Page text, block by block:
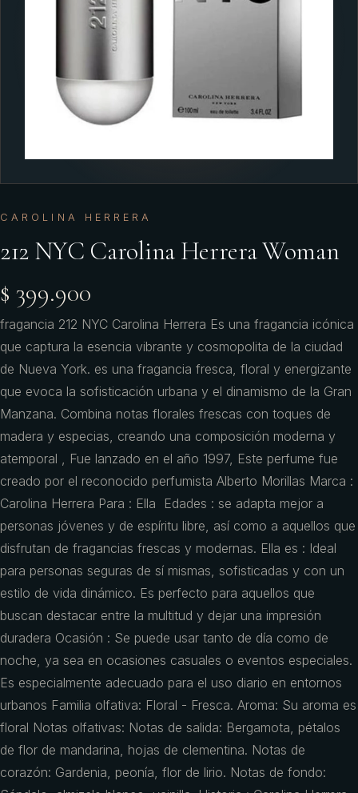
CAROLINA HERRERA
212 NYC Carolina Herrera Woman
$ 399.900
fragancia 212 NYC Carolina Herrera Es una fragancia icónica
que captura la esencia vibrante y cosmopolita de la ciudad
de Nueva York. es una fragancia fresca, floral y energizante
que evoca la sofisticación urbana y el dinamismo de la Gran
Manzana. Combina notas florales frescas con toques de
madera y especias, creando una composición moderna y
atemporal , Fue lanzado en el año 1997, Este perfume fue
creado por el reconocido perfumista Alberto Morillas Marca :
Carolina Herrera Para : Ella Edades : se adapta mejor a
personas jóvenes y de espíritu libre, así como a aquellos que
disfrutan de fragancias frescas y modernas. Ella es : Ideal
para personas seguras de sí mismas, sofisticadas y con un
estilo de vida dinámico. Es perfecto para aquellos que
buscan destacar entre la multitud y dejar una impresión
duradera Ocasión : Se puede usar tanto de día como de
noche, ya sea en ocasiones casuales o eventos especiales.
Es especialmente adecuado para el uso diario en entornos
urbanos Familia olfativa: Floral - Fresca. Aroma: Su aroma es
floral Notas olfativas: Notas de salida: Bergamota, pétalos
de flor de mandarina, hojas de clementina. Notas de
corazón: Gardenia, peonía, flor de lirio. Notas de fondo: